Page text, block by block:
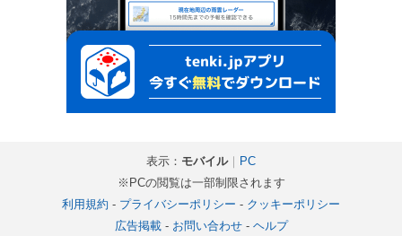
表示： モバイル｜ PC
※PCの閲覧は一部制限されます
利用規約 - プライバシーポリシー - クッキーポリシー
広告掲載- お問い合わせ- ヘルプ